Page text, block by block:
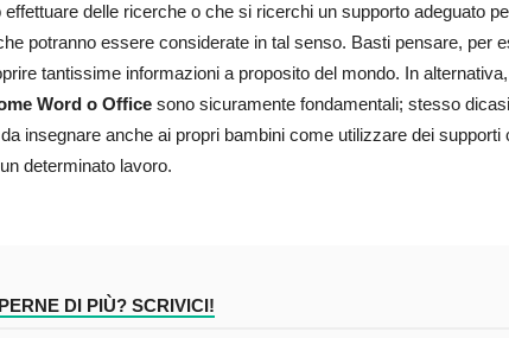
effettuare delle ricerche o che si ricerchi un supporto adeguato
potranno essere considerate in tal senso. Basti pensare, per
tantissime informazioni a proposito del mondo. In
Word o Office sono sicuramente fondamentali; stesso
insegnare anche ai propri bambini come utilizzare dei
determinato lavoro.
DI PIÙ? SCRIVICI!